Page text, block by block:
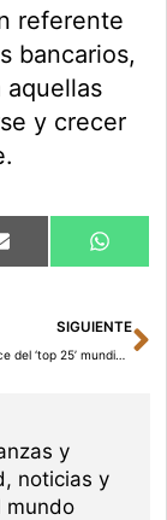
referente
bancarios,
aquellas
y crecer
Compartir
en
Email
en
SIGUIENTE
Europa desaparece del ‘top 25’ mundial por capitalización: radiografía de un sorpaso bursátil y qué tendría que ocurrir para revertirlo antes de 2030
y
noticias y
mundo